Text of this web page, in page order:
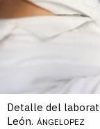
Detalle del
León. ÁNGELOPEZ